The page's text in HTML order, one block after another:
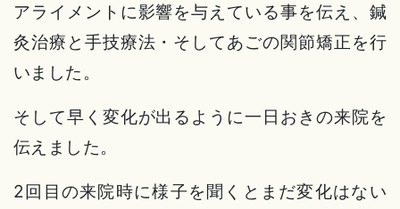
アライメントに影響を与えている事を伝え、鍼
灸治療と手技療法・そしてあごの関節矯正を行
いました。
そして早く変化が出るように一日おきの来院を
伝えました。
2回目の来院時に様子を聞くとまだ変化はない